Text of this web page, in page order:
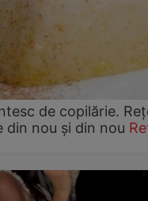
de copilărie.
din nou și din nou